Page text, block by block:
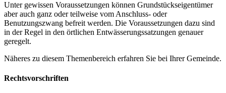
Unter gewissen Voraussetzungen können Grundstückseigentümer
aber auch ganz oder teilweise vom Anschluss- oder
Benutzungszwang befreit werden. Die Voraussetzungen dazu sind
in der Regel in den örtlichen Entwässerungssatzungen genauer
geregelt.
Näheres zu diesem Themenbereich erfahren Sie bei Ihrer Gemeinde.
Rechtsvorschriften